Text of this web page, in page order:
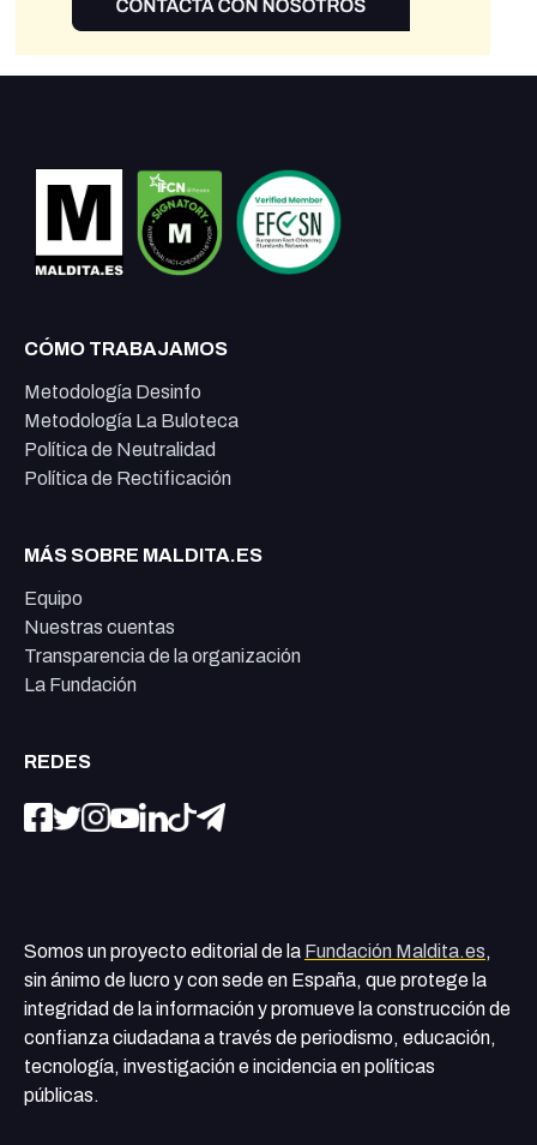
CÓMO TRABAJAMOS
Metodología Desinfo
Metodología La Buloteca
Política de Neutralidad
Política de Rectificación
MÁS SOBRE MALDITA.ES
Equipo
Nuestras cuentas
Transparencia de la organización
La Fundación
REDES
Somos un proyecto editorial de la Fundación Maldita.es,
sin ánimo de lucro y con sede en España, que protege la
integridad de la información y promueve la construcción de
confianza ciudadana a través de periodismo, educación,
tecnología, investigación e incidencia en políticas
públicas.